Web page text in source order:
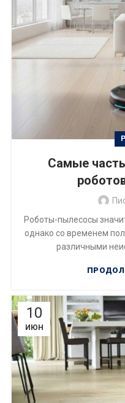
Самые
Роботы-пылесосы
однако со временем
различными
10
ИЮН